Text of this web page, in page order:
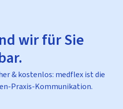
wir für Sie
& kostenlos: medflex ist die
Praxis-Kommunikation.